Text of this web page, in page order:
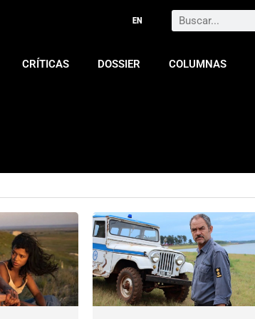
Search
CRÍTICAS DOSSIER COLUMNAS